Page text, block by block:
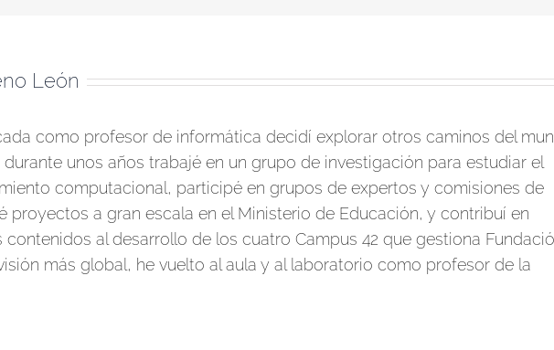
León
como profesor de informática decidí explorar otros caminos del
unos años trabajé en un grupo de investigación para estudiar el
computacional, participé en grupos de expertos y comisiones de
proyectos a gran escala en el Ministerio de Educación, y contribuí en
al desarrollo de los cuatro Campus 42 que gestiona
más global, he vuelto al aula y al laboratorio como profesor de la